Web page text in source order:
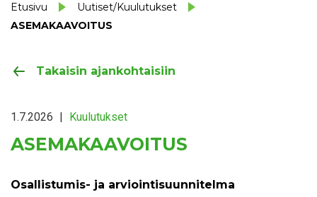
Etusivu
Uutiset/Kuulutukset
ASEMAKAAVOITUS
Takaisin ajankohtaisiin
1.7.2026 | Kuulutukset
ASEMAKAAVOITUS
Osallistumis- ja arviointisuunnitelma